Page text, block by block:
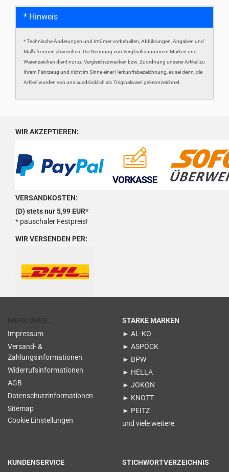
* Hinweis
* Technische Änderungen und Irrtümer vorbehalten, Abbildungen, Angaben und
Maße können abweichen. Die Nennung von Vergleichsnummern Marken und
Warenzeichen dient nur zu Vergleichszwecken bzw. Zuordnung unserer Artikel zu
Ihrem Fahrzeug und nicht im Sinne einer Herkunftsbezeichnung, es sei denn, die
Artikel wurden von uns ausdrücklich als 'Originalware' gekennzeichnet.
WIR AKZEPTIEREN:
VERSANDKOSTEN:
(D) stets nur 5,99 EUR*
* pauschaler Festpreis!
WIR VERSENDEN PER:
Impressum
Versand- &
Zahlungsinformationen
Widerrufsinformationen
AGB
Datenschutzinformationen
Sitemap
Cookie Einstellungen
STARKE MARKEN
► AL-KO
► ASPÖCK
► BPW
► HELLA
► JOKON
► KNOTT
► PEITZ
und viele weitere
KUNDENSERVICE
STICHWORTVERZEICHNIS